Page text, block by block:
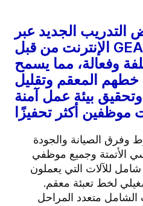
التدريب الجديد عبر
الإنترنت من قبل GEA لتدريب عملائها
وفعالة، مما يسمح
خطهم المعقم وتقليل
بيئة عمل آمنة
وفرق الصيانة والجودة
الأتمتة وجميع موظفي
للآلات التي يعملون
لخط تعبئة معقم.
متعدد المراحل